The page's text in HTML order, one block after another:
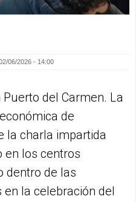
06/2026 - 14:00
del Carmen. La
de
la charla impartida
en los centros
dentro de las
la celebración del